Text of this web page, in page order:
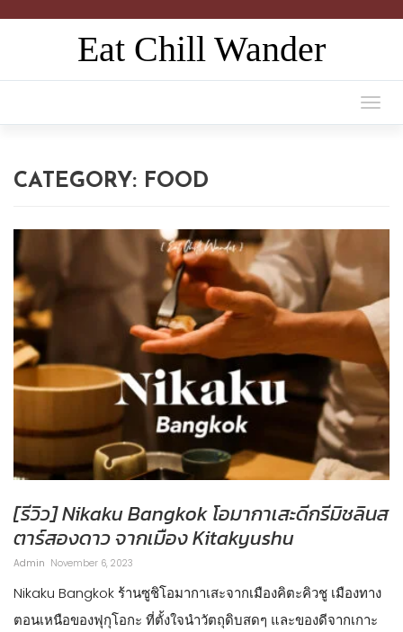
Eat Chill Wander
CATEGORY: FOOD
[รีวิว] Nikaku Bangkok โอมากาเสะดีกรีมิชลินส
ตาร์สองดาว จากเมือง Kitakyushu
Admin November 6, 2023
Nikaku Bangkok ร้านซูชิโอมากาเสะจากเมืองคิตะคิวชู เมืองทาง
ตอนเหนือของฟุกุโอกะ ที่ตั้งใจนำวัตถุดิบสดๆ และของดีจากเกาะ